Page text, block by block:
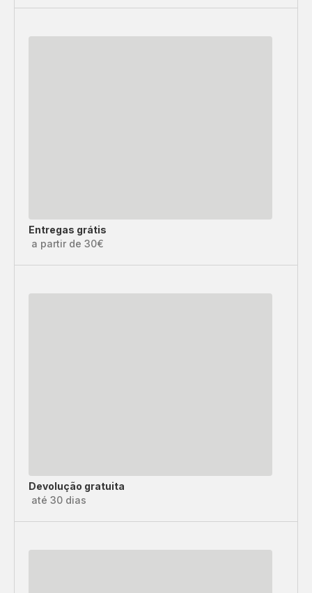
Entregas grátis
a partir de 30€
Devolução gratuita
até 30 dias